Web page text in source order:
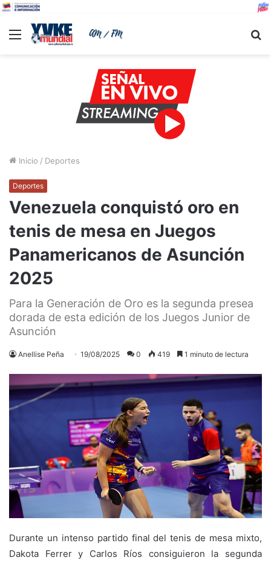
Menu
Inicio / Deportes
Deportes
Venezuela conquistó oro en
tenis de mesa en Juegos
Panamericanos de Asunción
2025
Para la Generación de Oro es la segunda presea
dorada de esta edición de los Juegos Junior de
Asunción
Anellise Peña 19/08/2025 0 419 1 minuto de lectura
Durante un intenso partido final del tenis de mesa mixto,
Dakota Ferrer y Carlos Ríos consiguieron la segunda